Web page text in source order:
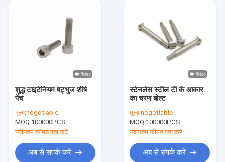
शुद्ध टाइटेनियम षट्भुज शीर्ष
पेंच
मूल्य:negotiable
MOQ:100000PCS
नवीनतम कीमत पता करें
अब से संपर्क करें
स्टेनलेस स्टील टी के आकार
का चरण बोल्ट
मूल्य:negotiable
MOQ:100000PCS
नवीनतम कीमत पता करें
अब से संपर्क करें